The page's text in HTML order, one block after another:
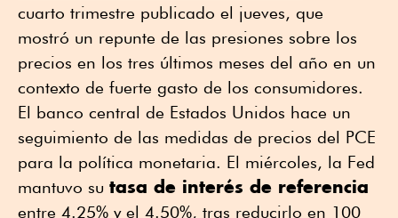
cuarto trimestre publicado el jueves, que
mostró un repunte de las presiones sobre los
precios en los tres últimos meses del año en un
contexto de fuerte gasto de los consumidores.
El banco central de Estados Unidos hace un
seguimiento de las medidas de precios del PCE
para la política monetaria. El miércoles, la Fed
mantuvo su tasa de interés de referencia
entre 4.25% y el 4.50%, tras reducirlo en 100